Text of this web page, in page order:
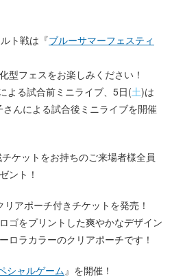
ト戦は『ブルーサマーフェスティ
型フェスをお楽しみください！
よる試合前ミニライブ、5日(土)は
んによる試合後ミニライブを開催
ケットをお持ちのご来場者様全員
ント！
アポーチ付きチケットを発売！
ゴをプリントした爽やかなデザイン
ロラカラーのクリアポーチです！
シャルゲーム』を開催！